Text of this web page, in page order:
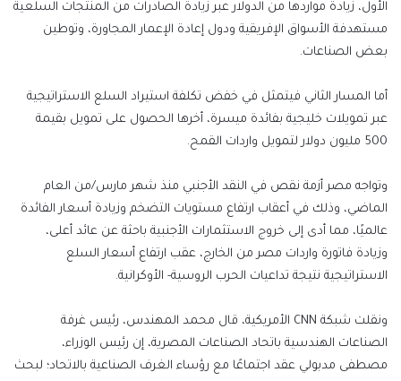
الأول، زيادة مواردها من الدولار عبر زيادة الصادرات من المنتجات السلعية
مستهدفة الأسواق الإفريقية ودول إعادة الإعمار المجاورة، وتوطين
بعض الصناعات.
أما المسار الثاني فيتمثل في خفض تكلفة استيراد السلع الاستراتيجية
عبر تمويلات خليجية بفائدة ميسرة، أخرها الحصول على تمويل بقيمة
500 مليون دولار لتمويل واردات القمح.
وتواجه مصر أزمة نقص في النقد الأجنبي منذ شهر مارس/من العام
الماضي، وذلك في أعقاب ارتفاع مستويات التضخم وزيادة أسعار الفائدة
عالميًا، مما أدى إلى خروج الاستثمارات الأجنبية باحثة عن عائد أعلى،
وزيادة فاتورة واردات مصر من الخارج، عقب ارتفاع أسعار السلع
الاستراتيجية نتيجة تداعيات الحرب الروسية- الأوكرانية.
ونقلت شبكة CNN الأمريكية، قال محمد المهندس، رئيس غرفة
الصناعات الهندسية باتحاد الصناعات المصرية، إن رئيس الوزراء،
مصطفى مدبولي عقد اجتماعًا مع رؤساء الغرف الصناعية بالاتحاد؛ لبحث